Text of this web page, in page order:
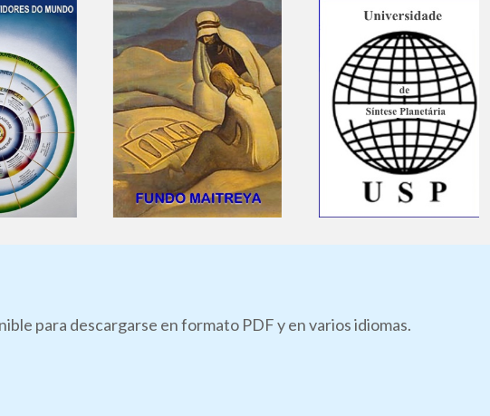
para descargarse en formato PDF y en varios idiomas.